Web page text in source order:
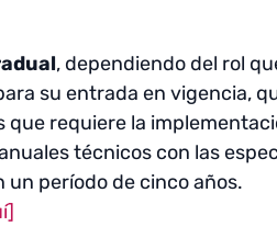
, dependiendo del rol
su entrada en vigencia,
que requiere la
técnicos con las
período de cinco años.